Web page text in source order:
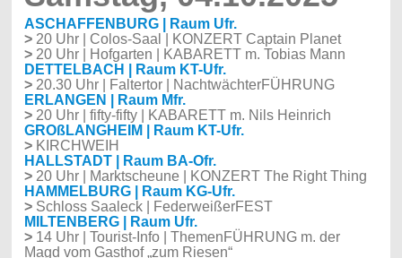
ASCHAFFENBURG | Raum Ufr.
>20 Uhr | Colos-Saal | KONZERT Captain Planet
>20 Uhr | Hofgarten | KABARETT m. Tobias Mann
DETTELBACH | Raum KT-Ufr.
>20.30 Uhr | Faltertor | NachtwächterFÜHRUNG
ERLANGEN | Raum Mfr.
>20 Uhr | fifty-fifty | KABARETT m. Nils Heinrich
GROßLANGHEIM | Raum KT-Ufr.
>KIRCHWEIH
HALLSTADT | Raum BA-Ofr.
>20 Uhr | Marktscheune | KONZERT The Right Thing
HAMMELBURG | Raum KG-Ufr.
>Schloss Saaleck | FederweißerFEST
MILTENBERG | Raum Ufr.
>14 Uhr | Tourist-Info | ThemenFÜHRUNG m. der
Magd vom Gasthof „zum Riesen“